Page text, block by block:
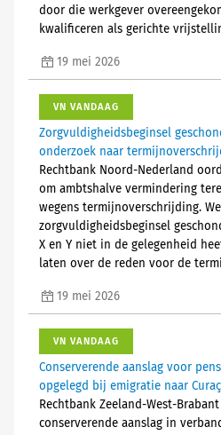
door die werkgever
kwalificeren als gerichte
19 mei 2026
VN VANDAAG
Zorgvuldigheidsbeginsel
onderzoek naar
Rechtbank Noord-Nederland
om ambtshalve vermindering
wegens termijnoverschrijding.
zorgvuldigheidsbeginsel
X en Y niet in de gelegenheid
laten over de reden voor de
19 mei 2026
VN VANDAAG
Conserverende aanslag voor
opgelegd bij emigratie naar
Rechtbank Zeeland-West-
conserverende aanslag in